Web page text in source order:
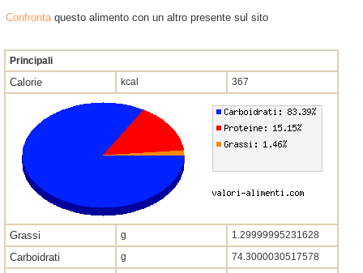
Confrontaquesto alimento con un altro presente sul sito
Principali
Calorie kcal 367
Grassi g 1.29999995231628
Carboidrati g 74.3000030517578